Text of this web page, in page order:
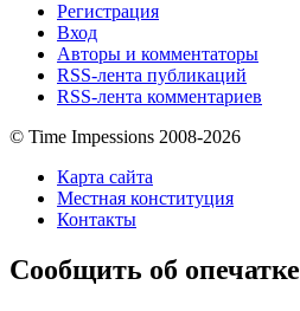
Регистрация
Вход
Авторы и комментаторы
RSS-лента публикаций
RSS-лента комментариев
© Time Impessions 2008-2026
Карта сайта
Местная конституция
Контакты
Сообщить об опечатке